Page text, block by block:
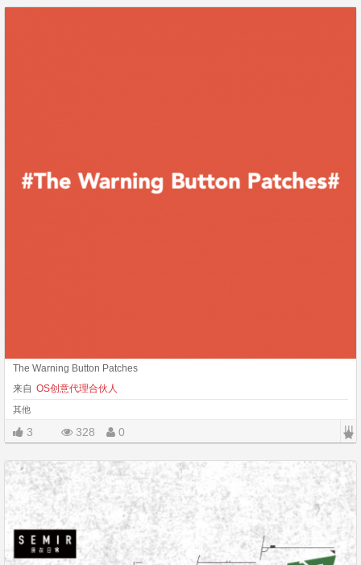
The Warning Button Patches
来自 OS创意代理合伙人
其他
3 328 0 |||